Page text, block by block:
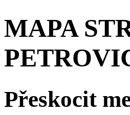
MAPA
Přeskocit